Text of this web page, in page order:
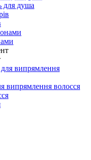
для душа
випрямлення волосся